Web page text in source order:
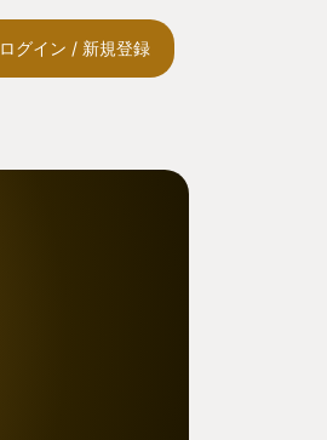
ログイン / 新規登録